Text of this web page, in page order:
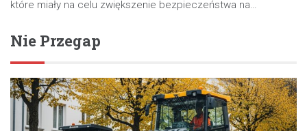
które miały na celu zwiększenie bezpieczeństwa na…
Nie Przegap